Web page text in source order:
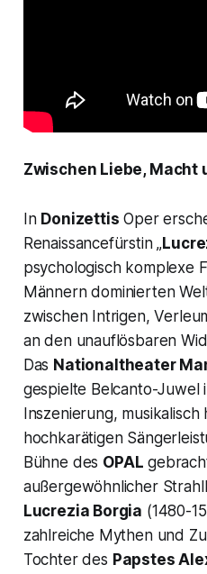
Zwischen Liebe, Macht
In Donizettis Oper
Renaissancefürstin „
psychologisch komplexe
Männern dominierten
zwischen Intrigen,
an den unauflösbaren
Das Nationaltheater
gespielte Belcanto-Juwel
Inszenierung,
hochkarätigen
Bühne des OPAL
außergewöhnlicher
Lucrezia Borgia (1480-
zahlreiche Mythen und
Tochter des Papstes